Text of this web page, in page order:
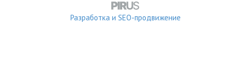
Разработка и SEO-продвижение